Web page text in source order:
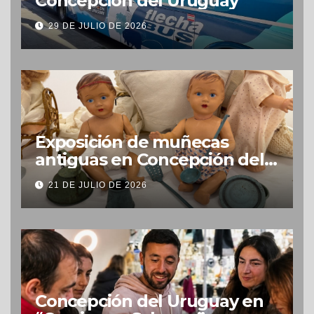
29 DE JULIO DE 2026
Exposición de muñecas
antiguas en Concepción del
Uruguay
21 DE JULIO DE 2026
Concepción del Uruguay en